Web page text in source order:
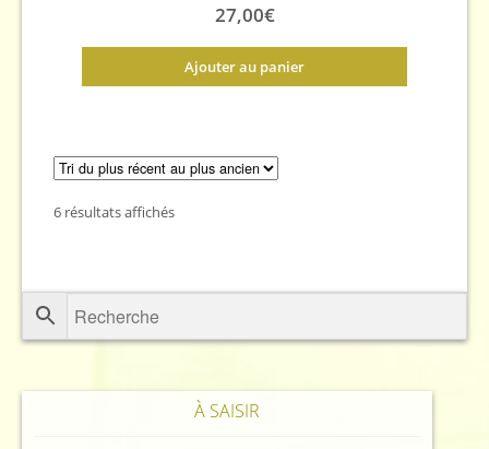
27,00€
Ajouter au panier
6 résultats affichésTrié
au
ancien
À SAISIR